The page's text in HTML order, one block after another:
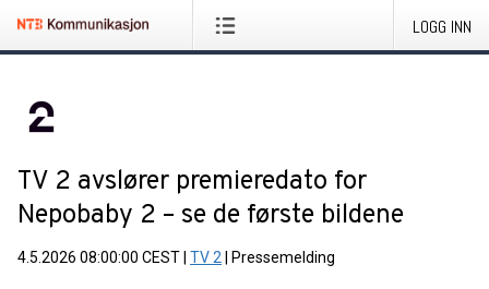
LOGG INN
TV 2 avslører premieredato for
Nepobaby 2 – se de første bildene
4.5.2026 08:00:00 CEST TV 2 Pressemelding